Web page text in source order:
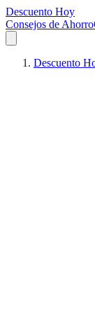
Descuento Hoy
Consejos de Ahorro
Descuento